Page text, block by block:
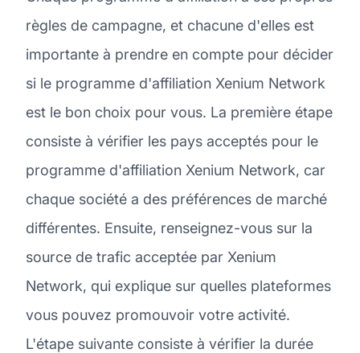
règles de campagne, et chacune d'elles est
importante à prendre en compte pour décider
si le programme d'affiliation Xenium Network
est le bon choix pour vous. La première étape
consiste à vérifier les pays acceptés pour le
programme d'affiliation Xenium Network, car
chaque société a des préférences de marché
différentes. Ensuite, renseignez-vous sur la
source de trafic acceptée par Xenium
Network, qui explique sur quelles plateformes
vous pouvez promouvoir votre activité.
L'étape suivante consiste à vérifier la durée